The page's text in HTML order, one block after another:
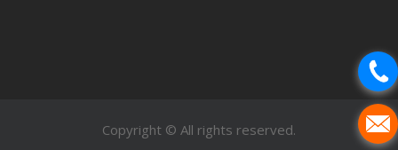
Copyright © All rights reserved.